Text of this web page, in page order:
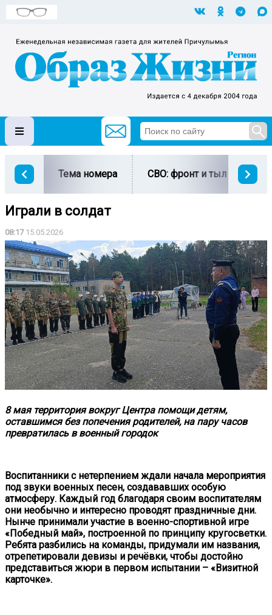
Тема номера СВО: фронт и тыл
Играли в солдат
08:1715.05.2026
8 мая территория вокруг Центра помощи детям,
оставшимся без попечения родителей, на пару часов
превратилась в военный городок
Воспитанники с нетерпением ждали начала мероприятия
под звуки военных песен, создававших особую
атмосферу. Каждый год благодаря своим воспитателям
они необычно и интересно проводят праздничные дни.
Нынче принимали участие в военно-спортивной игре
«Победный май», построенной по принципу кругосветки.
Ребята разбились на команды, придумали им названия,
отрепетировали девизы и речёвки, чтобы достойно
представиться жюри в первом испытании – «Визитной
карточке».